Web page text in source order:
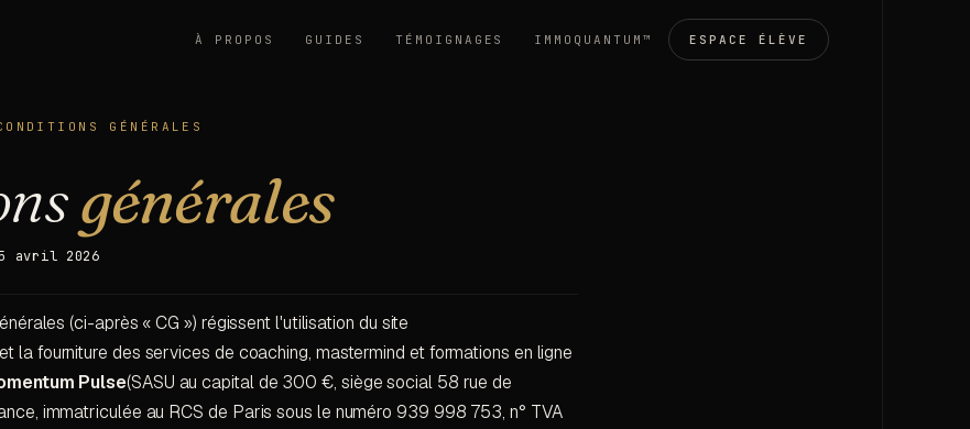
À PROPOS GUIDES TÉMOIGNAGES IMMOQUANTUM™ ESPACE ÉLÈVE
GÉNÉRALES
générales
avril 2026
(ci-après « CG ») régissent l'utilisation du site
et la fourniture des services de coaching, mastermind et formations en ligne
Pulse(SASU au capital de 300 €, siège social 58 rue de
immatriculée au RCS de Paris sous le numéro 939 998 753, n° TVA